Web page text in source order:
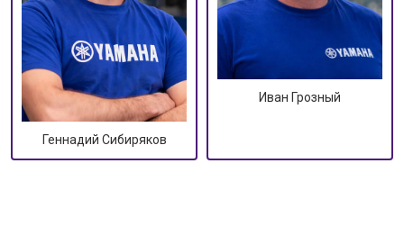
Геннадий Сибиряков
Иван Грозный